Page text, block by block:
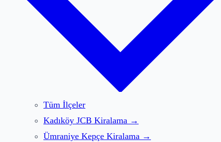
Tüm İlçeler
Kadıköy JCB Kiralama →
Ümraniye Kepçe Kiralama →